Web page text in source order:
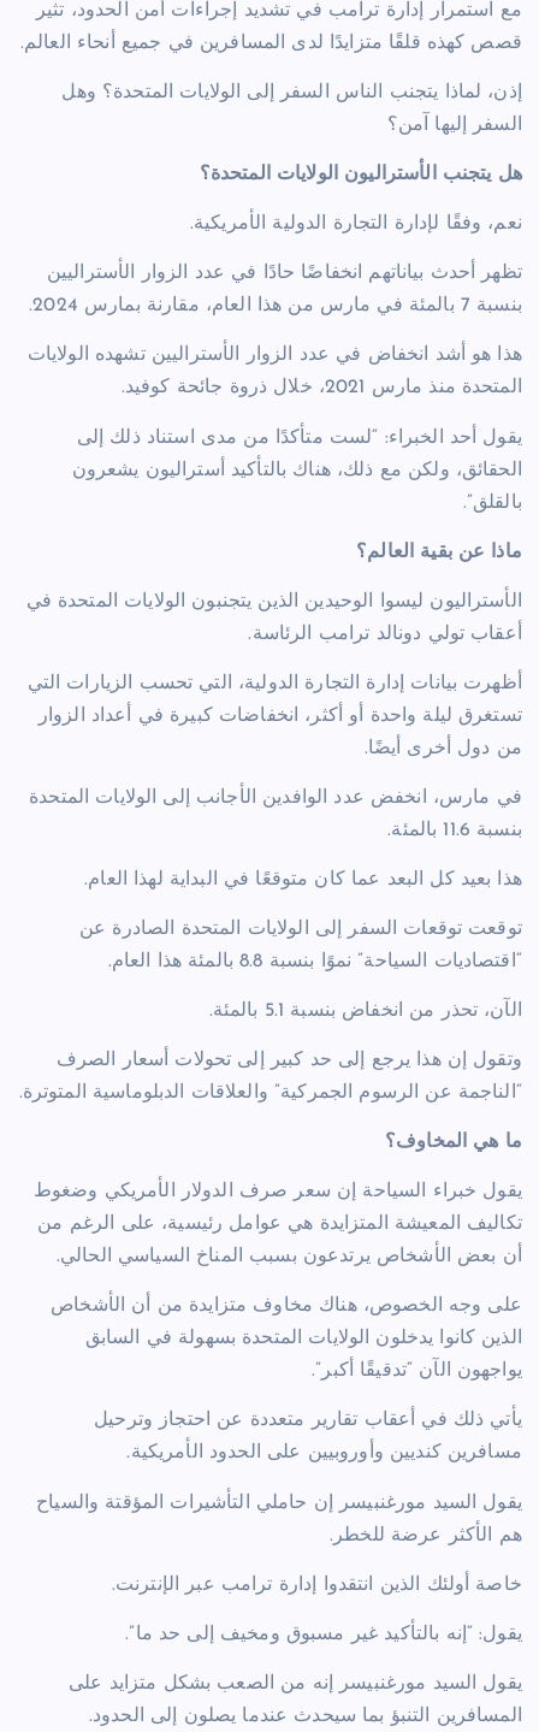
مع استمرار إدارة ترامب في تشديد إجراءات أمن الحدود، تثير
قصص كهذه قلقًا متزايدًا لدى المسافرين في جميع أنحاء العالم.
إذن، لماذا يتجنب الناس السفر إلى الولايات المتحدة؟ وهل
السفر إليها آمن؟
هل يتجنب الأستراليون الولايات المتحدة؟
نعم، وفقًا لإدارة التجارة الدولية الأمريكية.
تظهر أحدث بياناتهم انخفاضًا حادًا في عدد الزوار الأستراليين
بنسبة 7 بالمئة في مارس من هذا العام، مقارنة بمارس 2024.
هذا هو أشد انخفاض في عدد الزوار الأستراليين تشهده الولايات
المتحدة منذ مارس 2021، خلال ذروة جائحة كوفيد.
يقول أحد الخبراء: “لست متأكدًا من مدى استناد ذلك إلى
الحقائق، ولكن مع ذلك، هناك بالتأكيد أستراليون يشعرون
بالقلق”.
ماذا عن بقية العالم؟
الأستراليون ليسوا الوحيدين الذين يتجنبون الولايات المتحدة في
أعقاب تولي دونالد ترامب الرئاسة.
أظهرت بيانات إدارة التجارة الدولية، التي تحسب الزيارات التي
تستغرق ليلة واحدة أو أكثر، انخفاضات كبيرة في أعداد الزوار
من دول أخرى أيضًا.
في مارس، انخفض عدد الوافدين الأجانب إلى الولايات المتحدة
بنسبة 11.6 بالمئة.
هذا بعيد كل البعد عما كان متوقعًا في البداية لهذا العام.
توقعت توقعات السفر إلى الولايات المتحدة الصادرة عن
“اقتصاديات السياحة” نموًا بنسبة 8.8 بالمئة هذا العام.
الآن، تحذر من انخفاض بنسبة 5.1 بالمئة.
وتقول إن هذا يرجع إلى حد كبير إلى تحولات أسعار الصرف
“الناجمة عن الرسوم الجمركية” والعلاقات الدبلوماسية المتوترة.
ما هي المخاوف؟
يقول خبراء السياحة إن سعر صرف الدولار الأمريكي وضغوط
تكاليف المعيشة المتزايدة هي عوامل رئيسية، على الرغم من
أن بعض الأشخاص يرتدعون بسبب المناخ السياسي الحالي.
على وجه الخصوص، هناك مخاوف متزايدة من أن الأشخاص
الذين كانوا يدخلون الولايات المتحدة بسهولة في السابق
يواجهون الآن “تدقيقًا أكبر”.
يأتي ذلك في أعقاب تقارير متعددة عن احتجاز وترحيل
مسافرين كنديين وأوروبيين على الحدود الأمريكية.
يقول السيد مورغنبيسر إن حاملي التأشيرات المؤقتة والسياح
هم الأكثر عرضة للخطر.
خاصة أولئك الذين انتقدوا إدارة ترامب عبر الإنترنت.
يقول: “إنه بالتأكيد غير مسبوق ومخيف إلى حد ما”.
يقول السيد مورغنبيسر إنه من الصعب بشكل متزايد على
المسافرين التنبؤ بما سيحدث عندما يصلون إلى الحدود.